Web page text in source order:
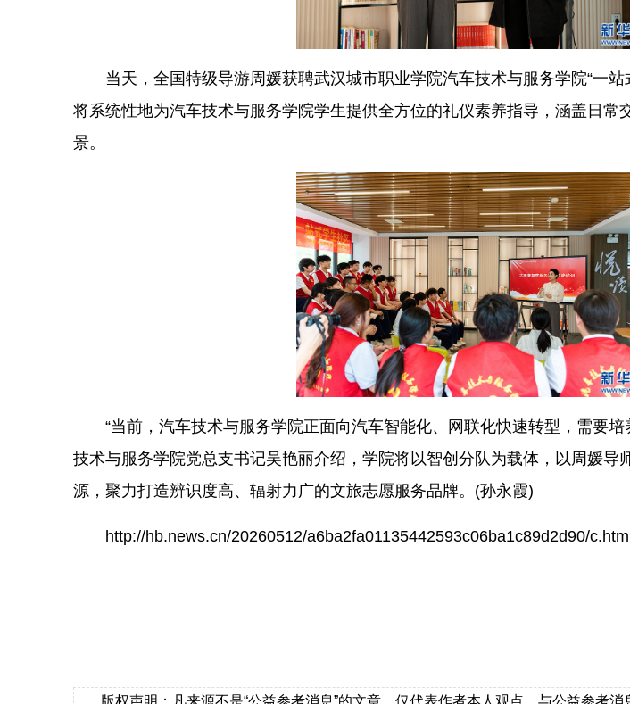
当天，全国特级导游周媛获聘武汉城市职业学院汽车技术与服务学院“一
将系统性地为汽车技术与服务学院学生提供全方位的礼仪素养指导，涵盖日常
景。
“当前，汽车技术与服务学院正面向汽车智能化、网联化快速转型，需要培
技术与服务学院党总支书记吴艳丽介绍，学院将以智创分队为载体，以周媛导
源，聚力打造辨识度高、辐射力广的文旅志愿服务品牌。(孙永霞)
http://hb.news.cn/20260512/a6ba2fa01135442593c06ba1c89d2d90/c.html